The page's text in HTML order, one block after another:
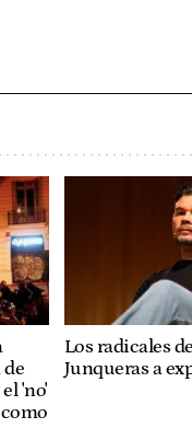
'no'
Los radicales
Junqueras a